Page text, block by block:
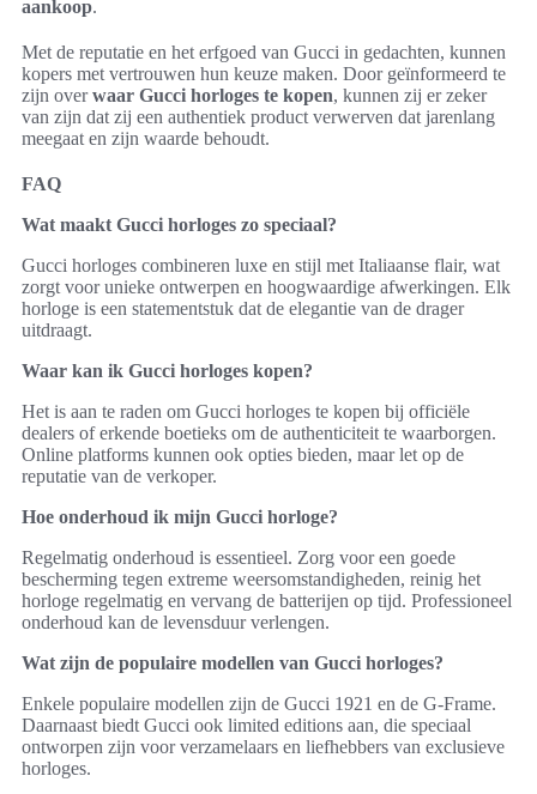
aankoop.
Met de reputatie en het erfgoed van Gucci in gedachten, kunnen
kopers met vertrouwen hun keuze maken. Door geïnformeerd te
zijn overwaar Gucci horloges te kopen, kunnen zij er zeker
van zijn dat zij een authentiek product verwerven dat jarenlang
meegaat en zijn waarde behoudt.
FAQ
Wat maakt Gucci horloges zo speciaal?
Gucci horloges combineren luxe en stijl met Italiaanse flair, wat
zorgt voor unieke ontwerpen en hoogwaardige afwerkingen. Elk
horloge is een statementstuk dat de elegantie van de drager
uitdraagt.
Waar kan ik Gucci horloges kopen?
Het is aan te raden om Gucci horloges te kopen bij officiële
dealers of erkende boetieks om de authenticiteit te waarborgen.
Online platforms kunnen ook opties bieden, maar let op de
reputatie van de verkoper.
Hoe onderhoud ik mijn Gucci horloge?
Regelmatig onderhoud is essentieel. Zorg voor een goede
bescherming tegen extreme weersomstandigheden, reinig het
horloge regelmatig en vervang de batterijen op tijd. Professioneel
onderhoud kan de levensduur verlengen.
Wat zijn de populaire modellen van Gucci horloges?
Enkele populaire modellen zijn de Gucci 1921 en de G-Frame.
Daarnaast biedt Gucci ook limited editions aan, die speciaal
ontworpen zijn voor verzamelaars en liefhebbers van exclusieve
horloges.